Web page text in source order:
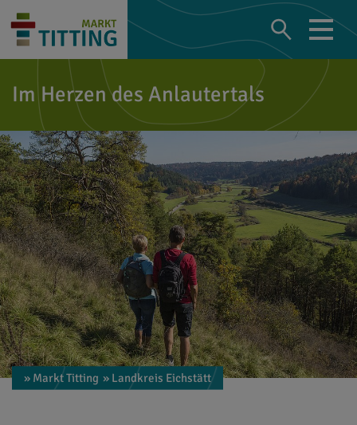
Im Herzen des Anlautertals
» Markt Titting » Landkreis Eichstätt